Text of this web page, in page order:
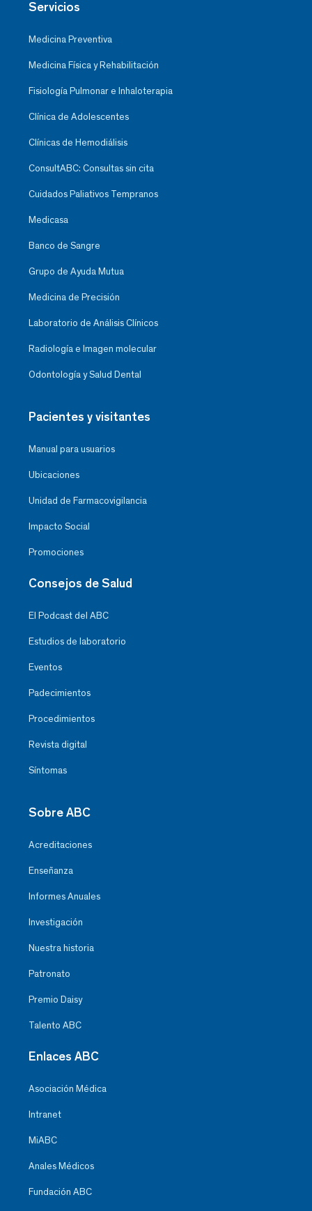
Servicios
Medicina Preventiva
Medicina Física y Rehabilitación
Fisiología Pulmonar e Inhaloterapia
Clínica de Adolescentes
Clínicas de Hemodiálisis
ConsultABC: Consultas sin cita
Cuidados Paliativos Tempranos
Medicasa
Banco de Sangre
Grupo de Ayuda Mutua
Medicina de Precisión
Laboratorio de Análisis Clínicos
Radiología e Imagen molecular
Odontología y Salud Dental
Pacientes y visitantes
Manual para usuarios
Ubicaciones
Unidad de Farmacovigilancia
Impacto Social
Promociones
Consejos de Salud
El Podcast del ABC
Estudios de laboratorio
Eventos
Padecimientos
Procedimientos
Revista digital
Síntomas
Sobre ABC
Acreditaciones
Enseñanza
Informes Anuales
Investigación
Nuestra historia
Patronato
Premio Daisy
Talento ABC
Enlaces ABC
Asociación Médica
Intranet
MiABC
Anales Médicos
Fundación ABC